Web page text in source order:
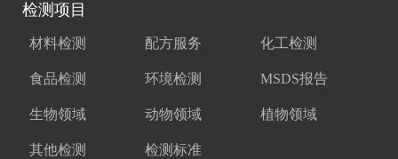
检测项目
材料检测 配方服务 化工检测
食品检测 环境检测 MSDS报告
生物领域 动物领域 植物领域
其他检测 检测标准